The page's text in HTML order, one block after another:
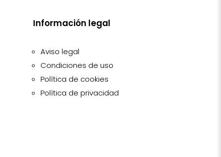
Información legal
Aviso legal
Condiciones de uso
Política de cookies
Política de privacidad